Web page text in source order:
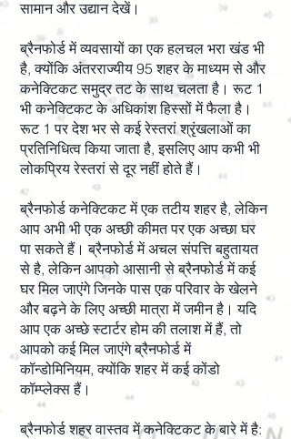
सामान और उद्यान देखें।
ब्रैनफोर्ड में व्यवसायों का एक हलचल भरा खंड भी
है, क्योंकि अंतरराज्यीय 95 शहर के माध्यम से और
कनेक्टिकट समुद्र तट के साथ चलता है। रूट 1
भी कनेक्टिकट के अधिकांश हिस्सों में फैला है।
रूट 1 पर देश भर से कई रेस्तरां श्रृंखलाओं का
प्रतिनिधित्व किया जाता है, इसलिए आप कभी भी
लोकप्रिय रेस्तरां से दूर नहीं होते हैं।
ब्रैनफोर्ड कनेक्टिकट में एक तटीय शहर है, लेकिन
आप अभी भी एक अच्छी कीमत पर एक अच्छा घर
पा सकते हैं। ब्रैनफोर्ड में अचल संपत्ति बहुतायत
से है, लेकिन आपको आसानी से ब्रैनफोर्ड में कई
घर मिल जाएंगे जिनके पास एक परिवार के खेलने
और बढ़ने के लिए अच्छी मात्रा में जमीन है। यदि
आप एक अच्छे स्टार्टर होम की तलाश में हैं, तो
आपको कई मिल जाएंगे ब्रैनफोर्ड में
कॉन्डोमिनियम, क्योंकि शहर में कई कोंडो
कॉम्प्लेक्स हैं।
ब्रैनफोर्ड शहर वास्तव में कनेक्टिकट के बारे में है: